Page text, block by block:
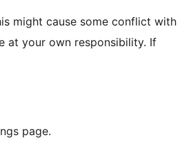
might cause some conflict with
at your own responsibility. If
page.